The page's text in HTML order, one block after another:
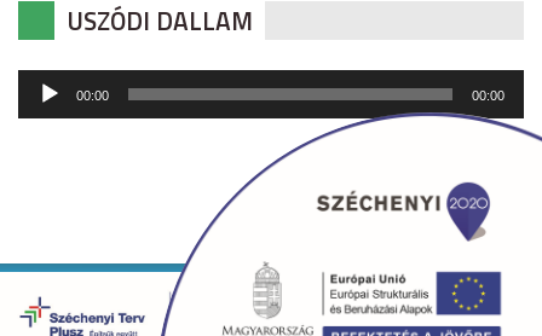
USZÓDI DALLAM
Audió
lejátszó
00:00 00:00
Copyright © 2026 uszod.hu Minden jog fenntartva. •